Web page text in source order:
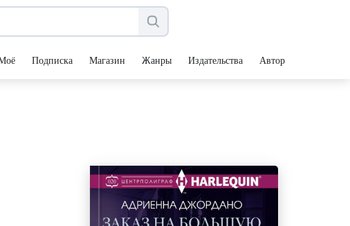
Подписка Магазин Жанры Издательства Авторы